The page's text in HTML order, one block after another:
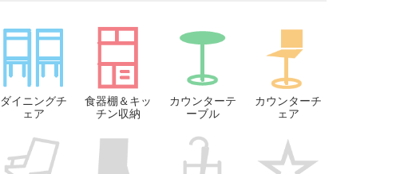
ダイニングチ
ェア
食器棚＆キッ
チン収納
カウンターテ
ーブル
カウンターチ
ェア